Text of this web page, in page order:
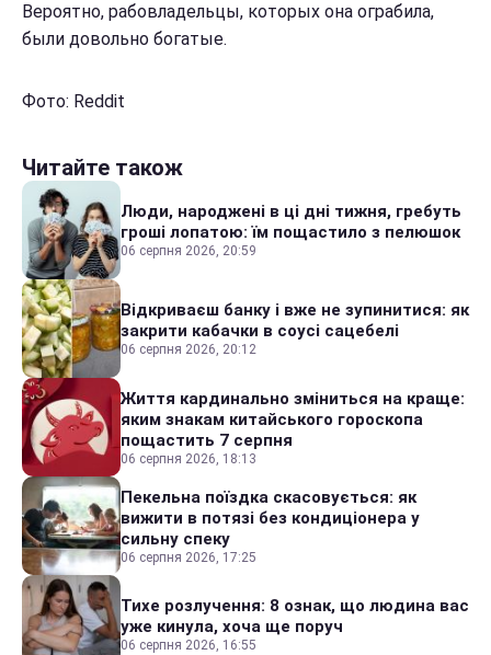
Вероятно, рабовладельцы, которых она ограбила,
были довольно богатые.
Фото: Reddit
Читайте також
Люди, народжені в ці дні тижня, гребуть
гроші лопатою: їм пощастило з пелюшок
06 серпня 2026, 20:59
Відкриваєш банку і вже не зупинитися: як
закрити кабачки в соусі сацебелі
06 серпня 2026, 20:12
Життя кардинально зміниться на краще:
яким знакам китайського гороскопа
пощастить 7 серпня
06 серпня 2026, 18:13
Пекельна поїздка скасовується: як
вижити в потязі без кондиціонера у
сильну спеку
06 серпня 2026, 17:25
Тихе розлучення: 8 ознак, що людина вас
уже кинула, хоча ще поруч
06 серпня 2026, 16:55